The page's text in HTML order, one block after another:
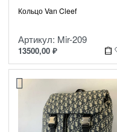
Кольцо Van Cleef
Артикул: Mir-209
13500,00 ₽